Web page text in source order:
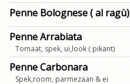
Penne Bolognese ( al ragù)
Penne Arrabiata
Tomaat, spek, ui,look ( pikant)
Penne Carbonara
Spek,room, parmezaan & ei